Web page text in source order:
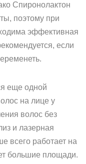
Спиронолактон
поэтому при
эффективная
если
еще одной
на лице у
волос без
и лазерная
всего работает на
большие площади.